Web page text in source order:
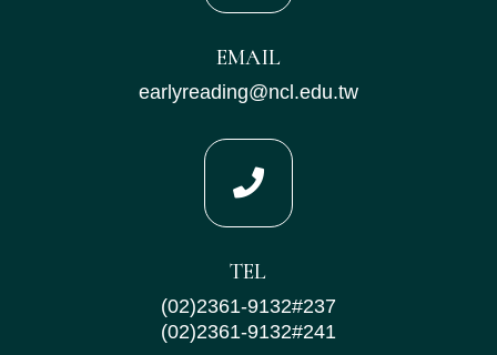
EMAIL
earlyreading@ncl.edu.tw

TEL
(02)2361-9132#237
(02)2361-9132#241